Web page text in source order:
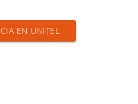
EN UNITEL